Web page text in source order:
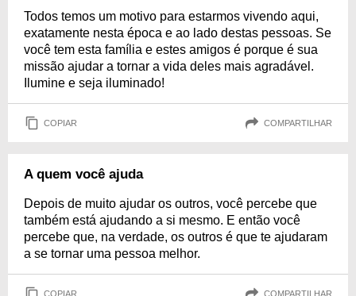
Todos temos um motivo para estarmos vivendo aqui,
exatamente nesta época e ao lado destas pessoas. Se
você tem esta família e estes amigos é porque é sua
missão ajudar a tornar a vida deles mais agradável.
Ilumine e seja iluminado!
COPIAR COMPARTILHAR
A quem você ajuda
Depois de muito ajudar os outros, você percebe que
também está ajudando a si mesmo. E então você
percebe que, na verdade, os outros é que te ajudaram
a se tornar uma pessoa melhor.
COPIAR COMPARTILHAR